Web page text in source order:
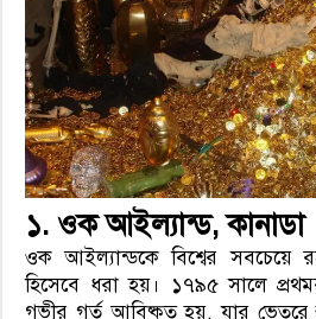
১. ওক আইল্যান্ড, কানাডা
ওক আইল্যান্ডকে বিশ্বের সবচেয়ে
হিসেবে ধরা হয়। ১৭৯৫ সালে
গভীর গর্ত আবিষ্কৃত হয়, যার ভেতরে